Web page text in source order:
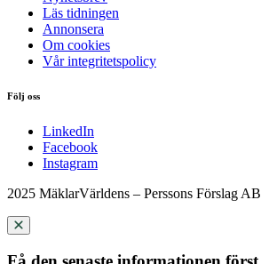
Läs tidningen
Annonsera
Om cookies
Vår integritetspolicy
Följ oss
LinkedIn
Facebook
Instagram
2025 MäklarVärldens – Perssons Förslag AB